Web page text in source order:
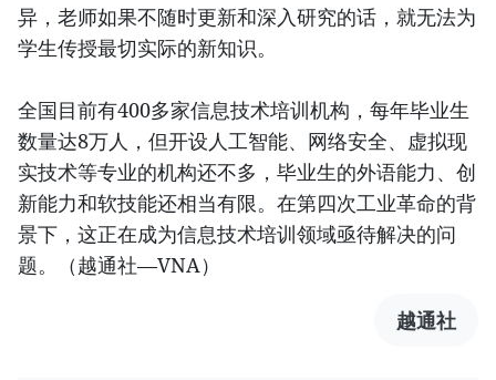
异，老师如果不随时更新和深入研究的话，就无法为
学生传授最切实际的新知识。
全国目前有400多家信息技术培训机构，每年毕业生
数量达8万人，但开设人工智能、网络安全、虚拟现
实技术等专业的机构还不多，毕业生的外语能力、创
新能力和软技能还相当有限。在第四次工业革命的背
景下，这正在成为信息技术培训领域亟待解决的问
题。（越通社—VNA）
越通社